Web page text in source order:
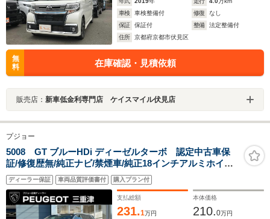
車検
車検整備付 修復
なし
保証
保証付 整備
法定整備付
住所
京都府京都市伏見区
無
料
在庫確認・見積依頼
販売店： 新車低金利専門店 ケイスマイル伏見店
プジョー
5008 GT ブルーHDi ディーゼルターボ 認定中古車保
証/修復歴無/純正ナビ/禁煙車/純正18インチアルミホイー
ル/ETC/コントロール/LEDヘッドライト/バックモニター/
ブラインドスポットモニター/ルーフレール
ディーラー保証 車両品質評価書付 購入プラン付
支払総額
231.1万円
本体価格
210.0万円